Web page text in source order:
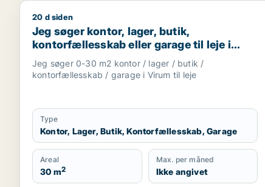
Jeg søger kontor, lager, butik, kontorfællesskab
20 d siden
Jeg søger kontor, lager, butik,
kontorfællesskab eller garage til leje i
Virum
Jeg søger 0-30 m2 kontor / lager / butik /
kontorfællesskab / garage i Virum til leje
Type
Kontor, Lager, Butik, Kontorfællesskab, Garage
Areal
30 m2
Max. per måned
Ikke angivet